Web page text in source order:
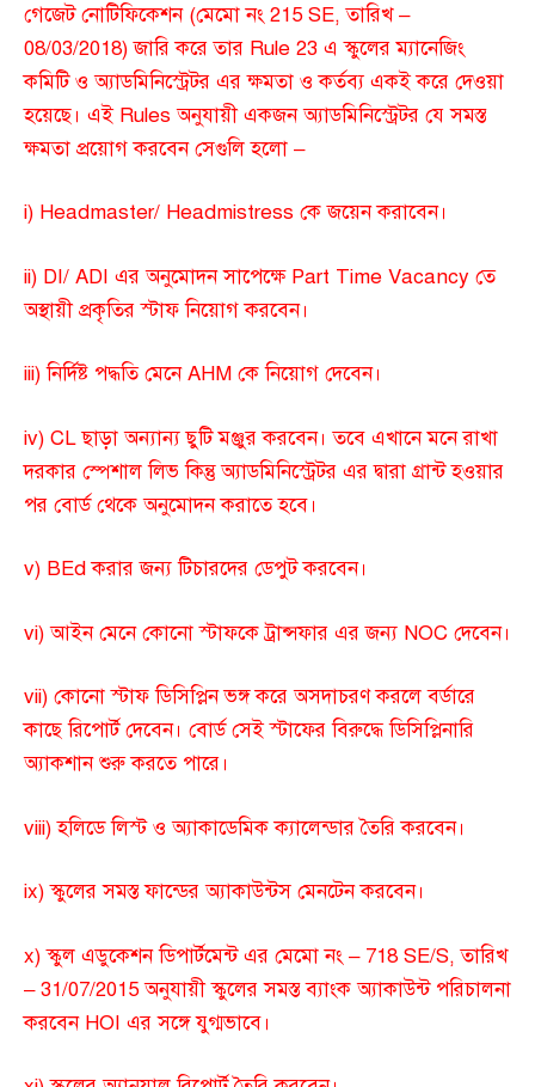
গেজেট নোটিফিকেশন (মেমো নং 215 SE, তারিখ –
08/03/2018) জারি করে তার Rule 23 এ স্কুলের ম্যানেজিং
কমিটি ও অ্যাডমিনিস্ট্রেটর এর ক্ষমতা ও কর্তব্য একই করে দেওয়া
হয়েছে। এই Rules অনুযায়ী একজন অ্যাডমিনিস্ট্রেটর যে সমস্ত
ক্ষমতা প্রয়োগ করবেন সেগুলি হলো –
i) Headmaster/ Headmistress কে জয়েন করাবেন।
ii) DI/ ADI এর অনুমোদন সাপেক্ষে Part Time Vacancy তে
অস্থায়ী প্রকৃতির স্টাফ নিয়োগ করবেন।
iii) নির্দিষ্ট পদ্ধতি মেনে AHM কে নিয়োগ দেবেন।
iv) CL ছাড়া অন্যান্য ছুটি মঞ্জুর করবেন। তবে এখানে মনে রাখা
দরকার স্পেশাল লিভ কিন্তু অ্যাডমিনিস্ট্রেটর এর দ্বারা গ্রান্ট হওয়ার
পর বোর্ড থেকে অনুমোদন করাতে হবে।
v) BEd করার জন্য টিচারদের ডেপুট করবেন।
vi) আইন মেনে কোনো স্টাফকে ট্রান্সফার এর জন্য NOC দেবেন।
vii) কোনো স্টাফ ডিসিপ্লিন ভঙ্গ করে অসদাচরণ করলে বর্ডারে
কাছে রিপোর্ট দেবেন। বোর্ড সেই স্টাফের বিরুদ্ধে ডিসিপ্লিনারি
অ্যাকশান শুরু করতে পারে।
viii) হলিডে লিস্ট ও অ্যাকাডেমিক ক্যালেন্ডার তৈরি করবেন।
ix) স্কুলের সমস্ত ফান্ডের অ্যাকাউন্টস মেনটেন করবেন।
x) স্কুল এডুকেশন ডিপার্টমেন্ট এর মেমো নং – 718 SE/S, তারিখ
– 31/07/2015 অনুযায়ী স্কুলের সমস্ত ব্যাংক অ্যাকাউন্ট পরিচালনা
করবেন HOI এর সঙ্গে যুগ্মভাবে।